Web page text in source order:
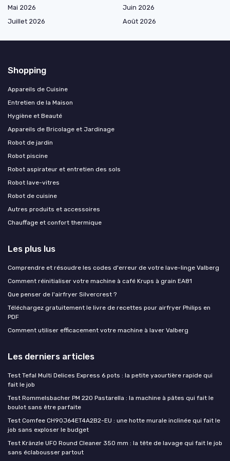
Mai 2026
Juin 2026
Juillet 2026
Août 2026
Shopping
Appareils de Cuisine
Entretien de la Maison
Hygiène et Beauté
Appareils de Bricolage et Jardinage
Robot de jardin
Robot piscine
Robot aspirateur et entretien des sols
Robot lave-vitres
Robot de cuisine
Autres produits et accessoires
Chauffage et confort thermique
Les plus lus
Comprendre et résoudre les codes d'erreur de votre lave-linge Valberg
Comment réinitialiser votre machine à café Krups à grain EA81
Que penser de l'airfryer Silvercrest ?
Téléchargez gratuitement le livre de recettes pour airfryer Philips en
PDF
Comment utiliser efficacement votre machine à laver Valberg
Les derniers articles
Test Tefal Multi Delices Express 6 pots : la petite yaourtière rapide qui
fait le job
Test Rommelsbacher PM 220 Pastarella : la machine à pâtes qui fait le
boulot sans être parfaite
Test Comfee CH90J64ET4A2B2-EU : une hotte murale inclinée qui fait le
job sans exploser le budget
Test Kränzle UFO Round Cleaner 350 mm : la tête de lavage qui fait le job
sans éclabousser partout